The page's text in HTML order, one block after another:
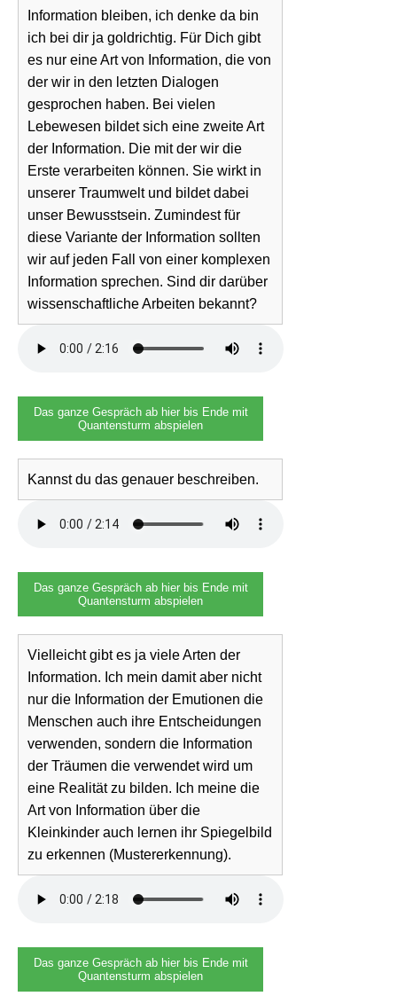
Information bleiben, ich denke da bin
ich bei dir ja goldrichtig. Für Dich gibt
es nur eine Art von Information, die von
der wir in den letzten Dialogen
gesprochen haben. Bei vielen
Lebewesen bildet sich eine zweite Art
der Information. Die mit der wir die
Erste verarbeiten können. Sie wirkt in
unserer Traumwelt und bildet dabei
unser Bewusstsein. Zumindest für
diese Variante der Information sollten
wir auf jeden Fall von einer komplexen
Information sprechen. Sind dir darüber
wissenschaftliche Arbeiten bekannt?
Das ganze Gespräch ab hier bis Ende mit
Quantensturm abspielen
Kannst du das genauer beschreiben.
Das ganze Gespräch ab hier bis Ende mit
Quantensturm abspielen
Vielleicht gibt es ja viele Arten der
Information. Ich mein damit aber nicht
nur die Information der Emutionen die
Menschen auch ihre Entscheidungen
verwenden, sondern die Information
der Träumen die verwendet wird um
eine Realität zu bilden. Ich meine die
Art von Information über die
Kleinkinder auch lernen ihr Spiegelbild
zu erkennen (Mustererkennung).
Das ganze Gespräch ab hier bis Ende mit
Quantensturm abspielen